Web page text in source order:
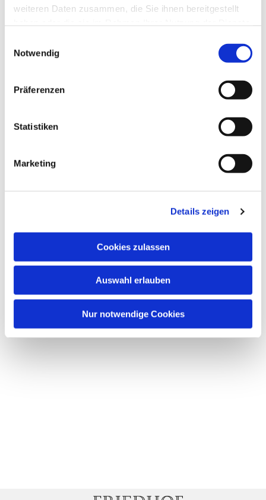
weiteren Daten zusammen, die Sie ihnen bereitgestellt
Notwendig
Präferenzen
Statistiken
Marketing
Details zeigen
Cookies zulassen
Auswahl erlauben
Nur notwendige Cookies